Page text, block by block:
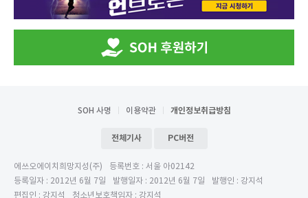
SOH 사명 이용약관 개인정보취급방침
전체기사 PC버전
에쓰오에이치희망지성(주)
등록번호 : 서울 아02142
등록일자 : 2012년 6월 7일
발행일자 : 2012년 6월 7일
발행인 : 강지석
편집인 : 강지석
청소년보호책임자 : 강지석